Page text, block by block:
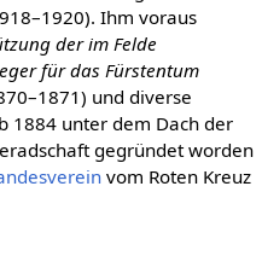
Ihm voraus
der im Felde
für das Fürstentum
und diverse
1884 unter dem Dach der
gegründet worden
vom Roten Kreuz